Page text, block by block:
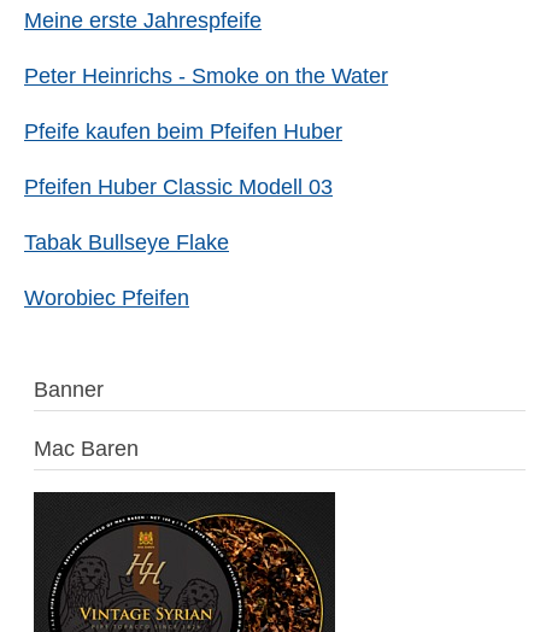
Meine erste Jahrespfeife
Peter Heinrichs - Smoke on the Water
Pfeife kaufen beim Pfeifen Huber
Pfeifen Huber Classic Modell 03
Tabak Bullseye Flake
Worobiec Pfeifen
Banner
Mac Baren